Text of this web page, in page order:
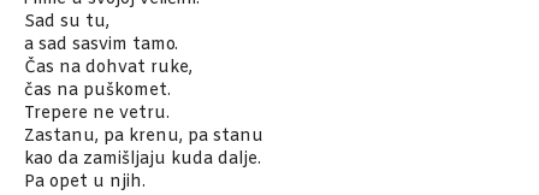
Sad su tu,
a sad sasvim tamo.
Čas na dohvat ruke,
čas na puškomet.
Trepere ne vetru.
Zastanu, pa krenu, pa stanu
kao da zamišljaju kuda dalje.
Pa opet u njih.